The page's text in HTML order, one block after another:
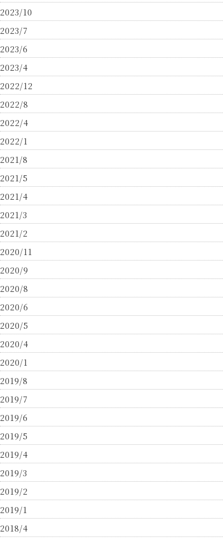
2023/10
2023/7
2023/6
2023/4
2022/12
2022/8
2022/4
2022/1
2021/8
2021/5
2021/4
2021/3
2021/2
2020/11
2020/9
2020/8
2020/6
2020/5
2020/4
2020/1
2019/8
2019/7
2019/6
2019/5
2019/4
2019/3
2019/2
2019/1
2018/4